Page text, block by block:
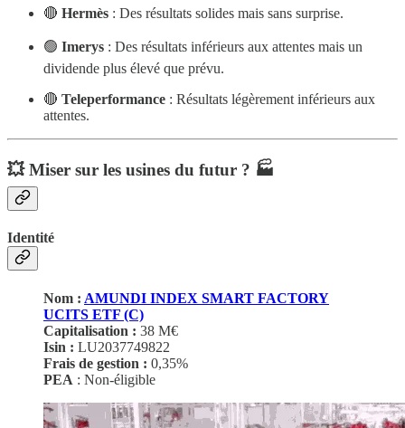
🔴 Hermès : Des résultats solides mais sans surprise.
🟢 Imerys : Des résultats inférieurs aux attentes mais un
dividende plus élevé que prévu.
🔴 Teleperformance : Résultats légèrement inférieurs aux
attentes.
💥 Miser sur les usines du futur ? 🏭
Identité
Nom : AMUNDI INDEX SMART FACTORY
UCITS ETF (C)
Capitalisation : 38 M€
Isin : LU2037749822
Frais de gestion : 0,35%
PEA : Non-éligible